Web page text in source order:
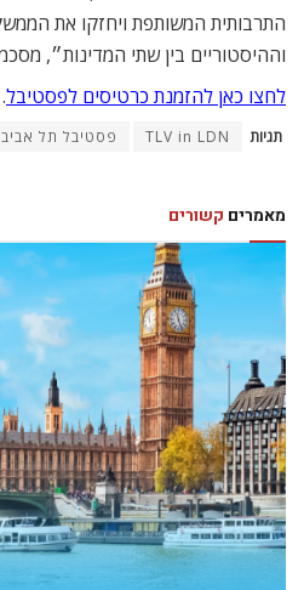
התרבותית המשותפת ויחזקו את
וההיסטוריים בין שתי המדינות״,
לחצו כאן להזמנת כרטיסים לפסטיבל.
תגיות TLV in LDN פסטיבל תל אביב
מאמרים קשורים